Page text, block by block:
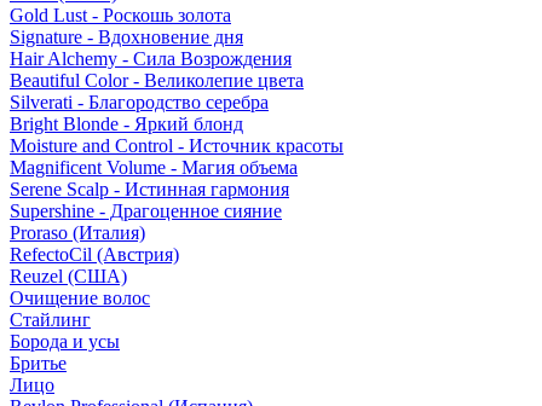
Gold Lust - Роскошь золота
Signature - Вдохновение дня
Hair Alchemy - Сила Возрождения
Beautiful Color - Великолепие цвета
Silverati - Благородство серебра
Bright Blonde - Яркий блонд
Moisture and Control - Источник красоты
Magnificent Volume - Магия объема
Serene Scalp - Истинная гармония
Supershine - Драгоценное сияние
Proraso (Италия)
RefectoCil (Австрия)
Reuzel (США)
Очищение волос
Стайлинг
Борода и усы
Бритье
Лицо